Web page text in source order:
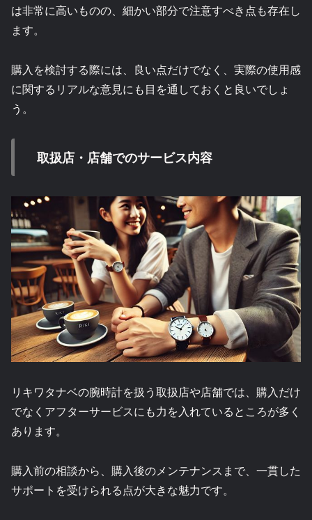
は非常に高いものの、細かい部分で注意すべき点も存在し
ます。
購入を検討する際には、良い点だけでなく、実際の使用感
に関するリアルな意見にも目を通しておくと良いでしょ
う。
取扱店・店舗でのサービス内容
リキワタナベの腕時計を扱う取扱店や店舗では、購入だけ
でなくアフターサービスにも力を入れているところが多く
あります。
購入前の相談から、購入後のメンテナンスまで、一貫した
サポートを受けられる点が大きな魅力です。